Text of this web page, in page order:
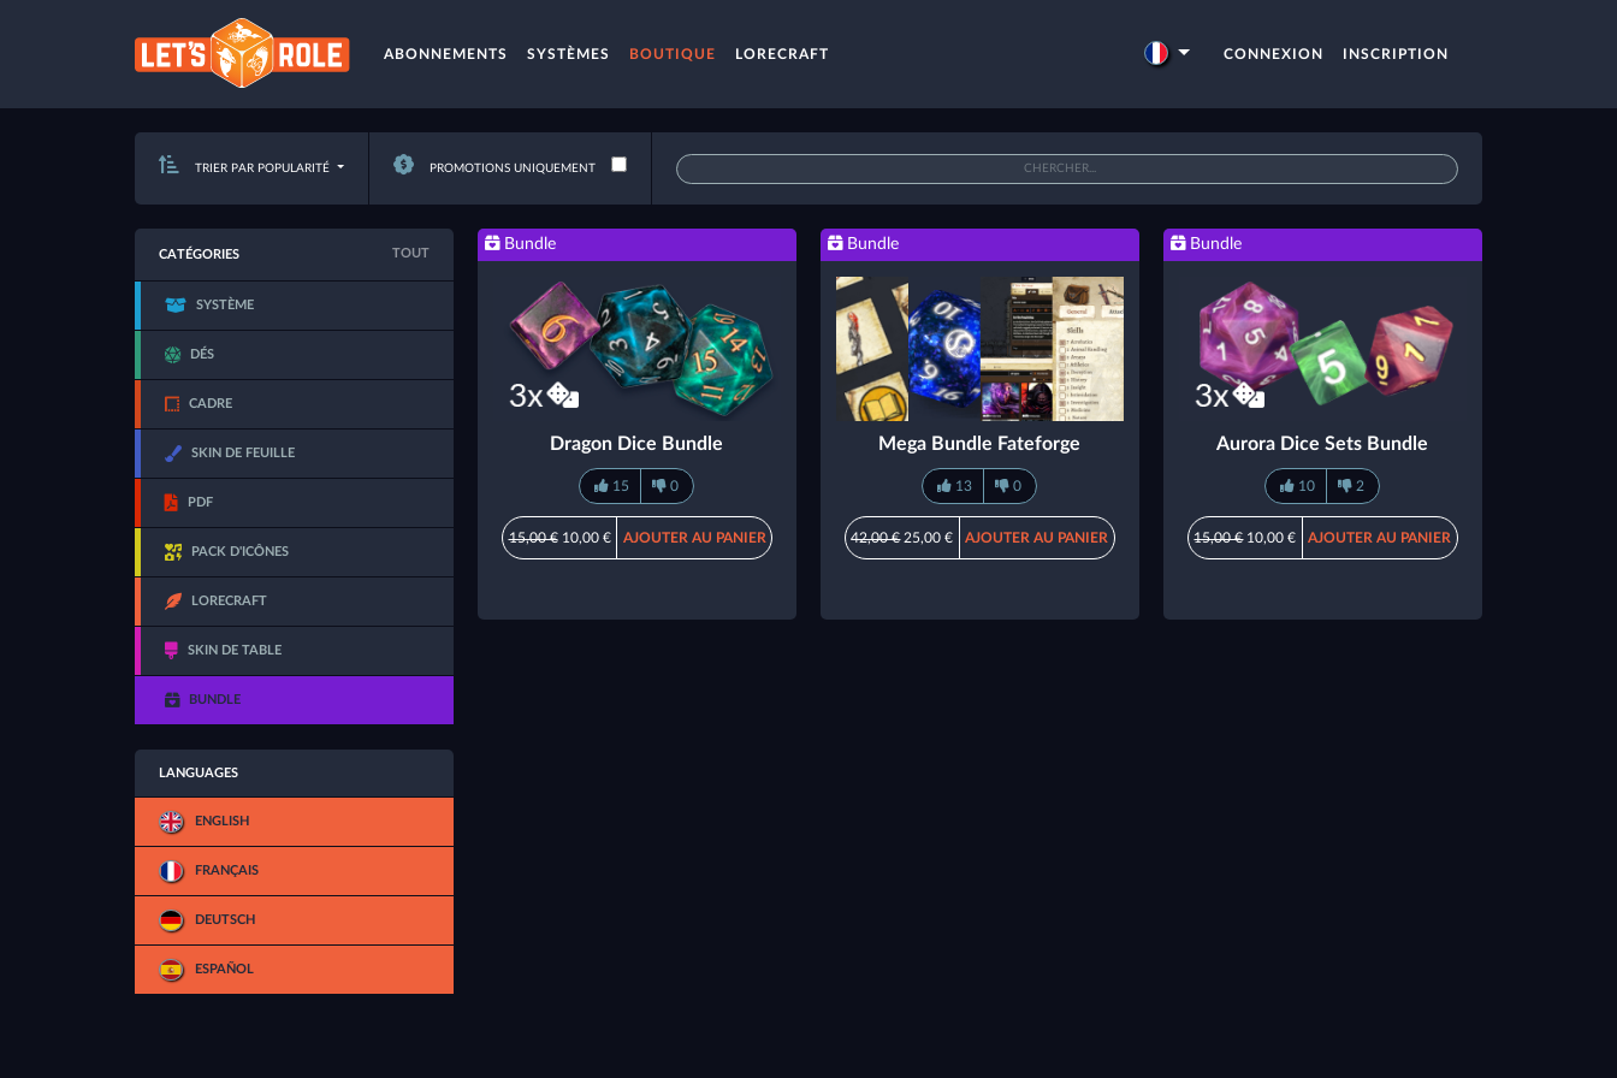
ABONNEMENTS SYSTÈMES BOUTIQUE LORECRAFT CONNEXION INSCRIPTION
TRIER PAR POPULARITÉ PROMOTIONS UNIQUEMENT
CATÉGORIES TOUT
SYSTÈME
DÉS
CADRE
SKIN DE FEUILLE
PDF
PACK D'ICÔNES
LORECRAFT
SKIN DE TABLE
BUNDLE
LANGUAGES
ENGLISH
FRANÇAIS
DEUTSCH
ESPAÑOL
Bundle
Dragon Dice Bundle
15 0
15,00 €10,00 € AJOUTER AU PANIER
Bundle
Mega Bundle Fateforge
13 0
42,00 €25,00 € AJOUTER AU PANIER
Bundle
Aurora Dice Sets Bundle
10 2
15,00 €10,00 € AJOUTER AU PANIER